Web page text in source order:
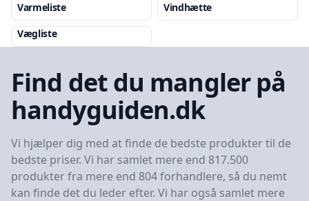
Varmeliste
Vindhætte
Vægliste
Find det du mangler på
handyguiden.dk
Vi hjælper dig med at finde de bedste produkter til de
bedste priser. Vi har samlet mere end 817.500
produkter fra mere end 804 forhandlere, så du nemt
kan finde det du leder efter. Vi har også samlet mere